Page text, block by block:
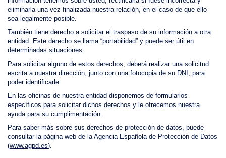
eliminarla una vez finalizada nuestra relación, en el caso de que ello
sea legalmente posible.
También tiene derecho a solicitar el traspaso de su información a otra
entidad. Este derecho se llama “portabilidad” y puede ser útil en
determinadas situaciones.
Para solicitar alguno de estos derechos, deberá realizar una solicitud
escrita a nuestra dirección, junto con una fotocopia de su DNI, para
poder identificarle.
En las oficinas de nuestra entidad disponemos de formularios
específicos para solicitar dichos derechos y le ofrecemos nuestra
ayuda para su cumplimentación.
Para saber más sobre sus derechos de protección de datos, puede
consultar la página web de la Agencia Española de Protección de Datos
(www.agpd.es).